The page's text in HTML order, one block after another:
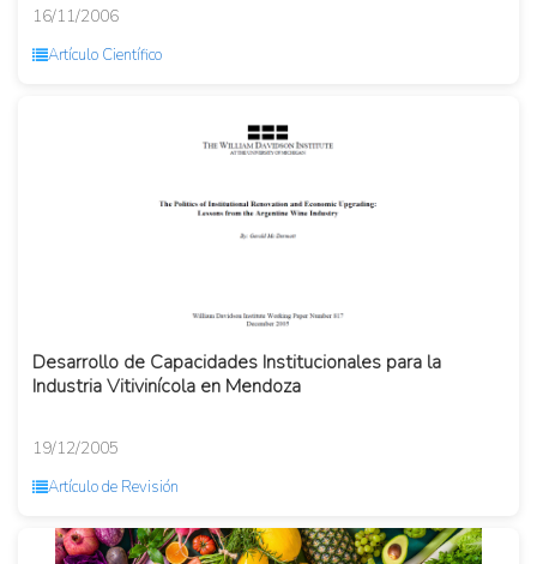
16/11/2006
Artículo Científico
Desarrollo de Capacidades Institucionales para la
Industria Vitivinícola en Mendoza
19/12/2005
Artículo de Revisión